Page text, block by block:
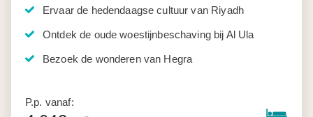
Ervaar de hedendaagse cultuur van Riyadh
Ontdek de oude woestijnbeschaving bij Al Ula
Bezoek de wonderen van Hegra
P.p. vanaf: